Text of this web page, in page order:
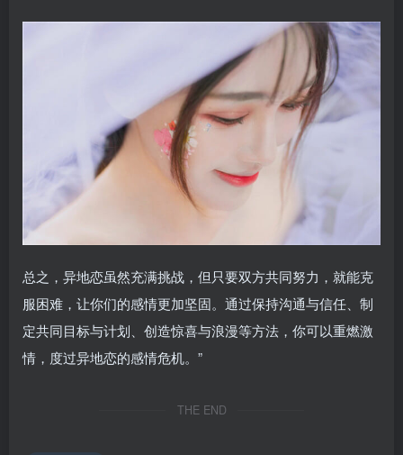
总之，异地恋虽然充满挑战，但只要双方共同努力，就能克
服困难，让你们的感情更加坚固。通过保持沟通与信任、制
定共同目标与计划、创造惊喜与浪漫等方法，你可以重燃激
情，度过异地恋的感情危机。”
THE END